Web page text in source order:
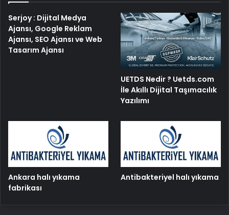
Serjoy : Dijital Medya
Ajansı, Google Reklam
Ajansı, SEO Ajansı ve Web
Tasarım Ajansı
UETDS Nedir ? Uetds.com
İle Akıllı Dijital Taşımacılık
Yazılımı
Ankara halı yıkama
fabrikası
Antibakteriyel halı yıkama